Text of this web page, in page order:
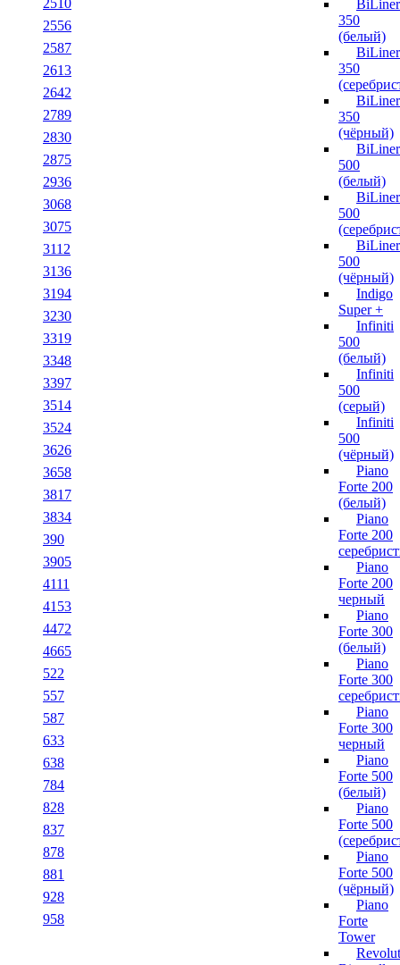
BiLiner
350
(белый)
BiLiner
350
BiLiner
350
(чёрный)
BiLiner
500
(белый)
BiLiner
500
BiLiner
500
(чёрный)
Indigo
Super +
Infiniti
500
(белый)
Infiniti
500
(серый)
Infiniti
500
(чёрный)
Piano
Forte 200
(белый)
Piano
Forte 200
Piano
Forte 200
черный
Piano
Forte 300
(белый)
Piano
Forte 300
Piano
Forte 300
черный
Piano
Forte 500
(белый)
Piano
Forte 500
Piano
Forte 500
(чёрный)
Piano
Forte
Tower
2556
2587
2613
2642
2789
2830
2875
2936
3068
3075
3112
3136
3194
3230
3319
3348
3397
3514
3524
3626
3658
3817
3834
390
3905
4111
4153
4472
4665
522
557
587
633
638
784
828
837
878
881
928
958